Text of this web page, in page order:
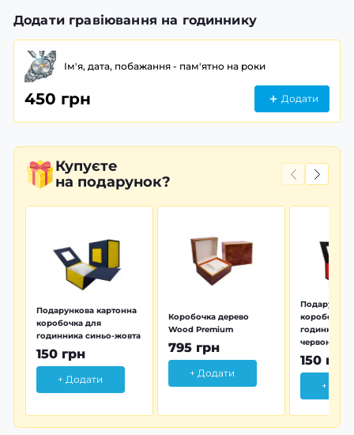
Додати гравіювання на годиннику
Ім'я, дата, побажання - пам'ятно на роки
450 грн Додати
Купуєте
на подарунок?
Подарункова картонна
коробочка для
годинника синьо-жовта
150 грн
+ Додати
Коробочка дерево
Wood Premium
795 грн
+ Додати
коробочка
годинника
червона
150 грн
+